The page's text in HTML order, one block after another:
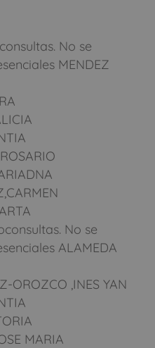
No se
MENDEZ
No se
ALAMEDA
OROZCO ,INES YAN
MARIA